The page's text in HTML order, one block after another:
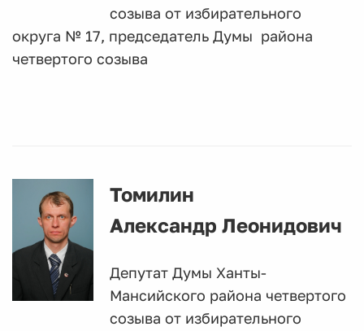
созыва от избирательного
округа № 17, председатель Думы района
четвертого созыва
Томилин
Александр Леонидович
Депутат Думы Ханты-
Мансийского района четвертого
созыва от избирательного